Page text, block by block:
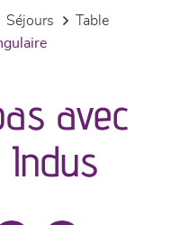
séjours
table
avec